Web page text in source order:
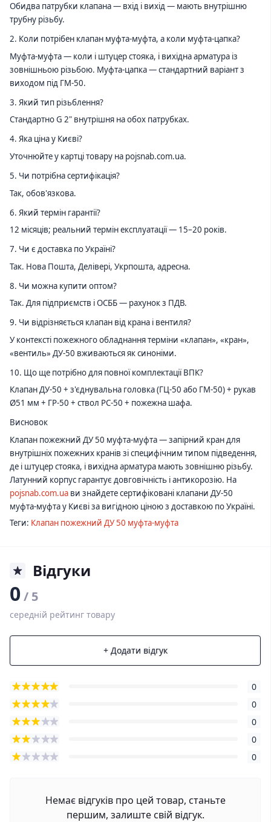
Обидва патрубки клапана — вхід і вихід — мають внутрішню
трубну різьбу.
2. Коли потрібен клапан муфта-муфта, а коли муфта-цапка?
Муфта-муфта — коли і штуцер стояка, і вихідна арматура із
зовнішньою різьбою. Муфта-цапка — стандартний варіант з
виходом під ГМ-50.
3. Який тип різьблення?
Стандартно G 2" внутрішня на обох патрубках.
4. Яка ціна у Києві?
Уточнюйте у картці товару на pojsnab.com.ua.
5. Чи потрібна сертифікація?
Так, обов'язкова.
6. Який термін гарантії?
12 місяців; реальний термін експлуатації — 15–20 років.
7. Чи є доставка по Україні?
Так. Нова Пошта, Делівері, Укрпошта, адресна.
8. Чи можна купити оптом?
Так. Для підприємств і ОСББ — рахунок з ПДВ.
9. Чи відрізняється клапан від крана і вентиля?
У контексті пожежного обладнання терміни «клапан», «кран»,
«вентиль» ДУ-50 вживаються як синоніми.
10. Що ще потрібно для повної комплектації ВПК?
Клапан ДУ-50 + з'єднувальна головка (ГЦ-50 або ГМ-50) + рукав
Ø51 мм + ГР-50 + ствол РС-50 + пожежна шафа.
Висновок
Клапан пожежний ДУ 50 муфта-муфта — запірний кран для
внутрішніх пожежних кранів зі специфічним типом підведення,
де і штуцер стояка, і вихідна арматура мають зовнішню різьбу.
Латунний корпус гарантує довговічність і антикорозію. На
pojsnab.com.ua ви знайдете сертифіковані клапани ДУ-50
муфта-муфта у Києві за вигідною ціною з доставкою по Україні.
Теги: Клапан пожежний ДУ 50 муфта-муфта
Відгуки
0/ 5
середній рейтинг товару
+ Додати відгук
0
0
0
0
0
Немає відгуків про цей товар, станьте
першим, залиште свій відгук.